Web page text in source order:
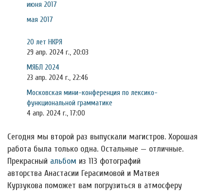
июня 2017
мая 2017
20 лет НКРЯ
29 апр. 2024 г., 20:03
МЯБЛ 2024
23 апр. 2024 г., 22:46
Московская мини-конференция по лексико-
функциональной грамматике
4 апр. 2024 г., 17:00
Сегодня мы второй раз выпускали магистров. Хорошая
работа была только одна. Остальные — отличные.
Прекрасный альбом из 113 фотографий
авторства Анастасии Герасимовой и Матвея
Курзукова поможет вам погрузиться в атмосферу